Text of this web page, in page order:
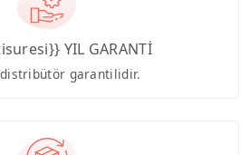
YIL GARANTİ
garantilidir.